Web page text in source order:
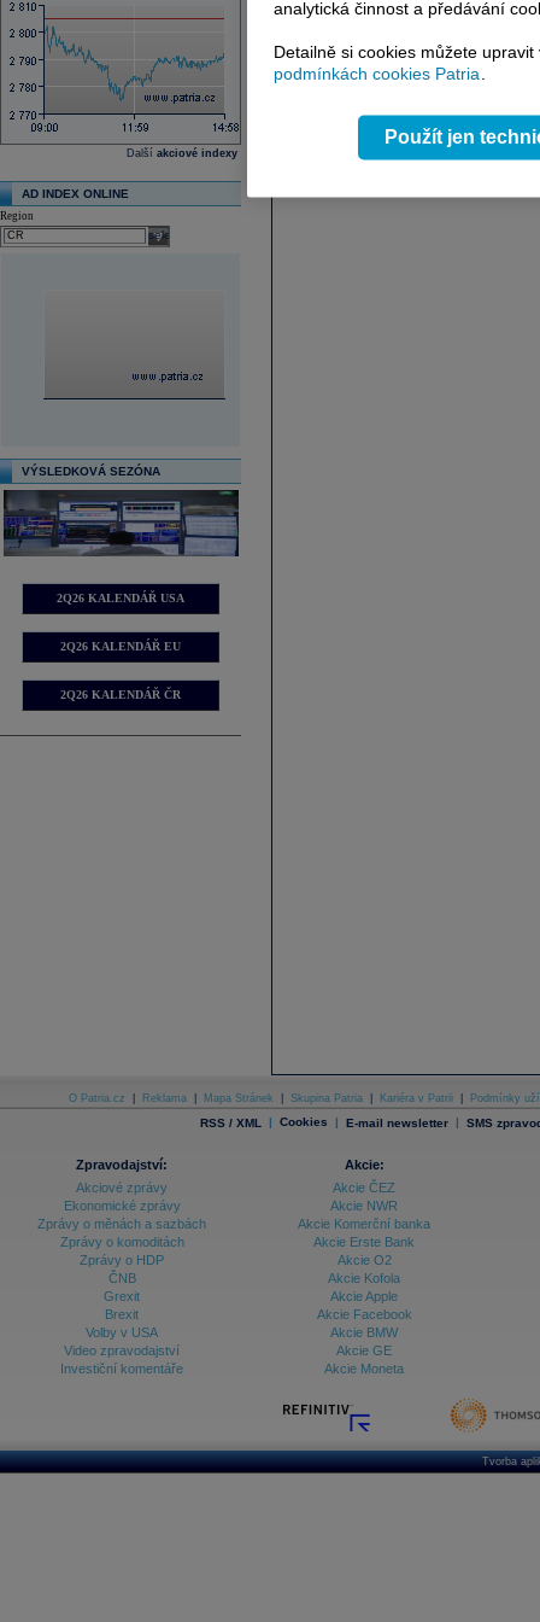
Další akciové indexy
AD INDEX ONLINE
Region
select
VÝSLEDKOVÁ SEZÓNA
2Q26 KALENDÁŘ USA
2Q26 KALENDÁŘ EU
2Q26 KALENDÁŘ ČR
O Patria.cz Reklama Mapa Stránek Skupina Patria Kariéra v Patrii Podmínky
RSS / XML | Cookies | E-mail newsletter | SMS
Zpravodajství:
Akciové zprávy
Ekonomické zprávy
Zprávy o měnách a sazbách
Zprávy o komoditách
Zprávy o HDP
ČNB
Grexit
Brexit
Volby v USA
Video zpravodajství
Investiční komentáře
Akcie:
Akcie ČEZ
Akcie NWR
Akcie Komerční banka
Akcie Erste Bank
Akcie O2
Akcie Kofola
Akcie Apple
Akcie Facebook
Akcie BMW
Akcie GE
Akcie Moneta
Tvorba
analytická činnost a předávání
Detailně si cookies můžete
podmínkách cookies Patria
Použít jen